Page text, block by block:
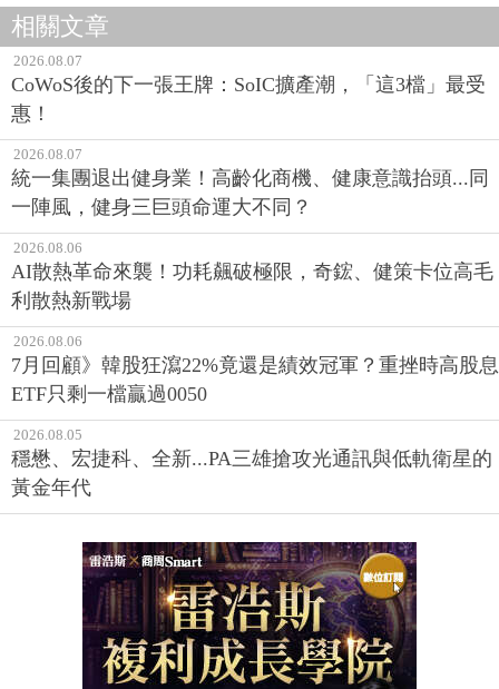
相關文章
2026.08.07
CoWoS後的下一張王牌：SoIC擴產潮，「這3檔」最受
惠！
2026.08.07
統一集團退出健身業！高齡化商機、健康意識抬頭...同
一陣風，健身三巨頭命運大不同？
2026.08.06
AI散熱革命來襲！功耗飆破極限，奇鋐、健策卡位高毛
利散熱新戰場
2026.08.06
7月回顧》韓股狂瀉22%竟還是績效冠軍？重挫時高股息
ETF只剩一檔贏過0050
2026.08.05
穩懋、宏捷科、全新...PA三雄搶攻光通訊與低軌衛星的
黃金年代